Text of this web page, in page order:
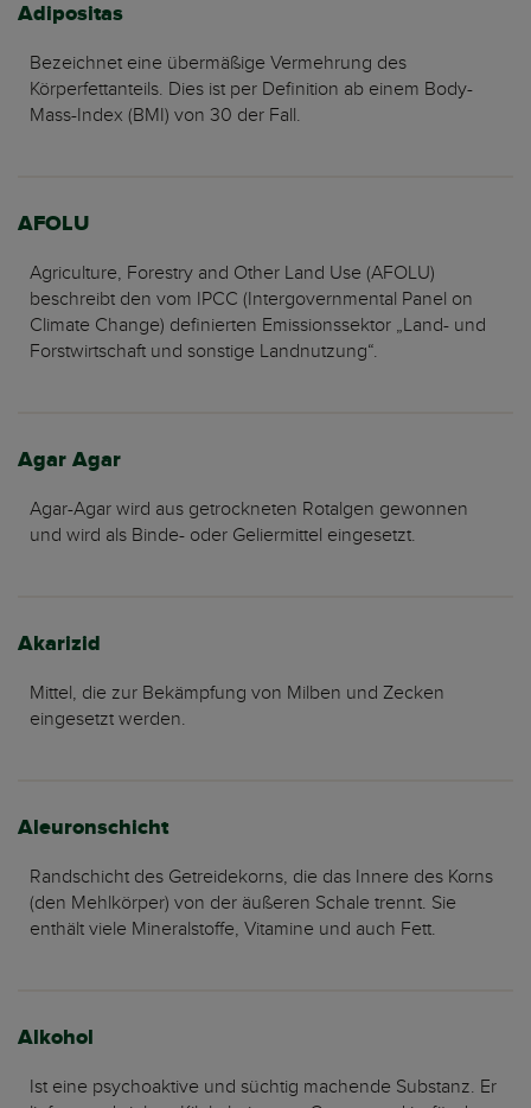
Adipositas
Bezeichnet eine übermäßige Vermehrung des
Körperfettanteils. Dies ist per Definition ab einem Body-
Mass-Index (BMI) von 30 der Fall.
AFOLU
Agriculture, Forestry and Other Land Use (AFOLU)
beschreibt den vom IPCC (Intergovernmental Panel on
Climate Change) definierten Emissionssektor „Land- und
Forstwirtschaft und sonstige Landnutzung“.
Agar Agar
Agar-Agar wird aus getrockneten Rotalgen gewonnen
und wird als Binde- oder Geliermittel eingesetzt.
Akarizid
Mittel, die zur Bekämpfung von Milben und Zecken
eingesetzt werden.
Aleuronschicht
Randschicht des Getreidekorns, die das Innere des Korns
(den Mehlkörper) von der äußeren Schale trennt. Sie
enthält viele Mineralstoffe, Vitamine und auch Fett.
Alkohol
Ist eine psychoaktive und süchtig machende Substanz. Er